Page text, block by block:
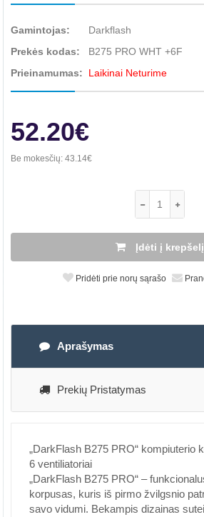
Gamintojas:
Darkflash
Prekės kodas:
B275 PRO WHT +6F
Prieinamumas:
Laikinai Neturime
52.20€
Be mokesčių: 43.14€
Įdėti į krepšelį
Pridėti prie norų sąrašo
Aprašymas
Prekių Pristatymas
„DarkFlash B275 PRO“ kompiuterio
6 ventiliatoriai
„DarkFlash B275 PRO“ –
korpusas, kuris iš pirmo žvilgsnio
savo vidumi. Bekampis dizainas